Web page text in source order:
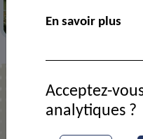
Centre
Pêche au
En savoir plus
Acceptez-
analytiques ?